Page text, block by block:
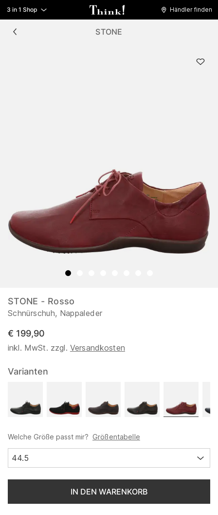
3 in 1 Shop Händler finden
STONE
STONE - Rosso
Schnürschuh, Nappaleder
€ 199,90
inkl. MwSt. zzgl. Versandkosten
Varianten
Welche Größe passt mir? Größentabelle
44.5
IN DEN WARENKORB